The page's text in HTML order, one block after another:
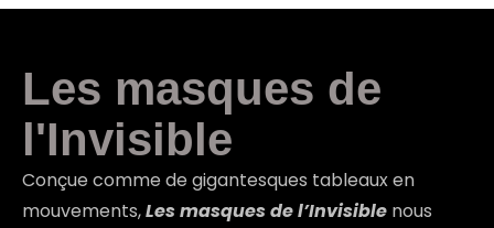
Les masques de
l'Invisible
Conçue comme de gigantesques tableaux en
mouvements,Les masques de l’Invisible nous